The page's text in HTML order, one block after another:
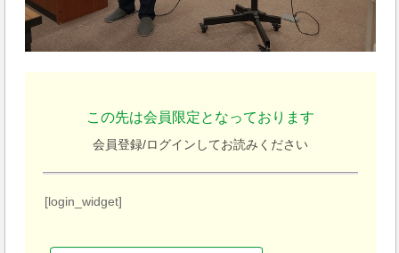
この先は会員限定となっております
会員登録/ログインしてお読みください
[login_widget]